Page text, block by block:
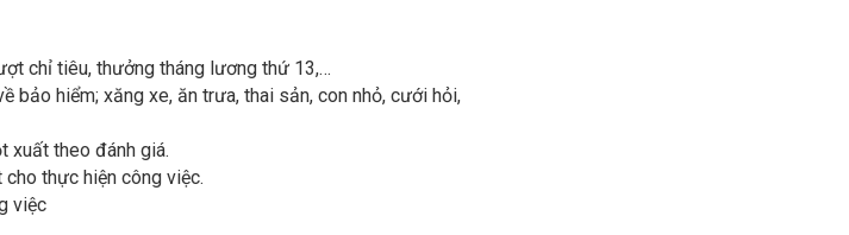
chỉ tiêu, thưởng tháng lương thứ 13,…
hiểm; xăng xe, ăn trưa, thai sản, con nhỏ, cưới hỏi,
xuất theo đánh giá.
thực hiện công việc.
việc